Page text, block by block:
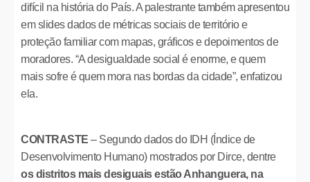
difícil na história do País. A palestrante também apresentou
em slides dados de métricas sociais de território e
proteção familiar com mapas, gráficos e depoimentos de
moradores. “A desigualdade social é enorme, e quem
mais sofre é quem mora nas bordas da cidade”, enfatizou
ela.
CONTRASTE – Segundo dados do IDH (Índice de
Desenvolvimento Humano) mostrados por Dirce, dentre
os distritos mais desiguais estão Anhanguera, na